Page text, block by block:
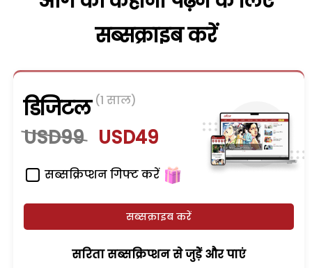
सब्सक्राइब करें
डिजिटल (1 साल)
USD99 USD49
सब्सक्रिप्शन गिफ्ट करें
सब्सक्राइब करें
सरिता सब्सक्रिप्शन से जुड़ेें और पाएं